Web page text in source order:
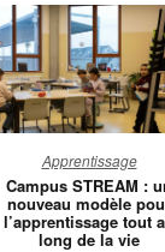
:
un
Apprentissage
Campus STREAM :
nouveau modèle
l’apprentissage tout
long de la vie